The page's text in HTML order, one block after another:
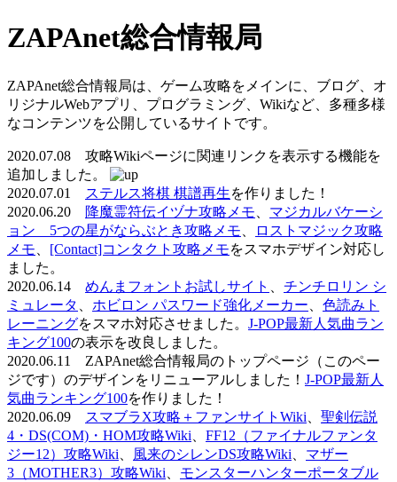
ZAPAnet総合情報局
ZAPAnet総合情報局は、ゲーム攻略をメインに、ブログ、オ
リジナルWebアプリ、プログラミング、Wikiなど、多種多様
なコンテンツを公開しているサイトです。
2020.07.08 攻略Wikiページに関連リンクを表示する機能を
追加しました。
2020.07.01
ステルス将棋 棋譜再生を作りました！
2020.06.20
降魔霊符伝イヅナ攻略メモ
マジカルバケーシ
ョン 5つの星がならぶとき攻略メモ
ロストマジック攻略
メモ
[Contact]コンタクト攻略メモをスマホデザイン対応し
ました。
2020.06.14 めんまフォントお試しサイト
チンチロリン シ
ミュレータ
ホビロン パスワード強化メーカー
色読みト
レーニングをスマホ対応させました。 J-POP最新人気曲ラン
キング100の表示を改良しました。
2020.06.11 ZAPAnet総合情報局のトップページ（このペー
ジです）のデザインをリニューアルしました！ J-POP最新人
気曲ランキング100を作りました！
2020.06.09
スマブラX攻略＋ファンサイトWiki
聖剣伝説
4・DS(COM)・HOM攻略Wiki
FF12（ファイナルファンタ
ジー12）攻略Wiki
風来のシレンDS攻略Wiki
マザー
3（MOTHER3）攻略Wiki
モンスターハンターポータブル